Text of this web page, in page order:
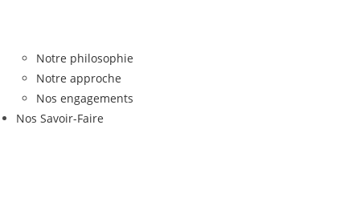
Notre philosophie
Notre approche
Nos engagements
Nos Savoir-Faire